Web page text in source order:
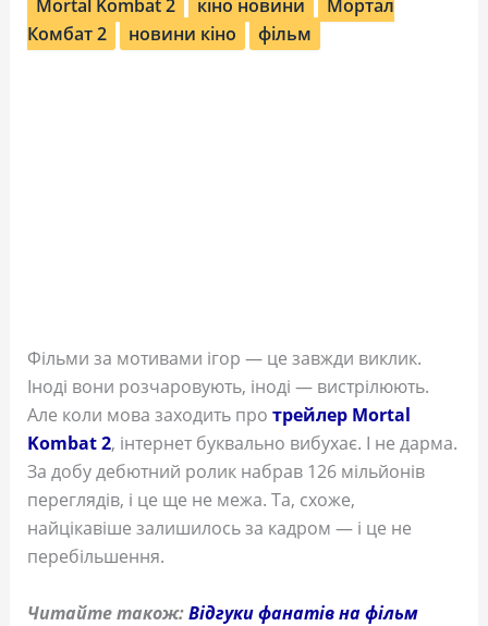
Mortal Kombat 2 кіно новини
Мортал
Комбат 2
новини кіно фільм
Фільми за мотивами ігор — це завжди виклик.
Іноді вони розчаровують, іноді — вистрілюють.
Але коли мова заходить про трейлер Mortal
Kombat 2, інтернет буквально вибухає. І не дарма.
За добу дебютний ролик набрав 126 мільйонів
переглядів, і це ще не межа. Та, схоже,
найцікавіше залишилось за кадром — і це не
перебільшення.
Читайте також:Відгуки фанатів на фільм